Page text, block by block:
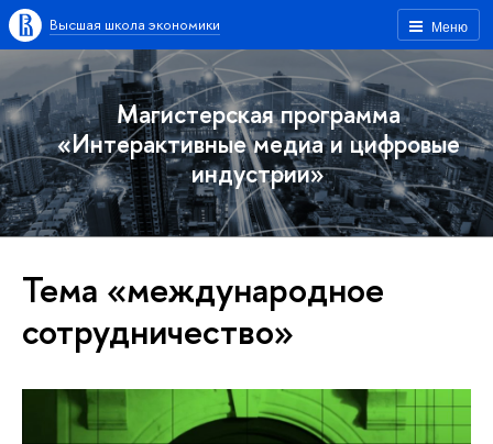
Меню
Высшая школа экономики
Магистерская программа
«Интерактивные медиа и цифровые
индустрии»
Тема «международное
сотрудничество»